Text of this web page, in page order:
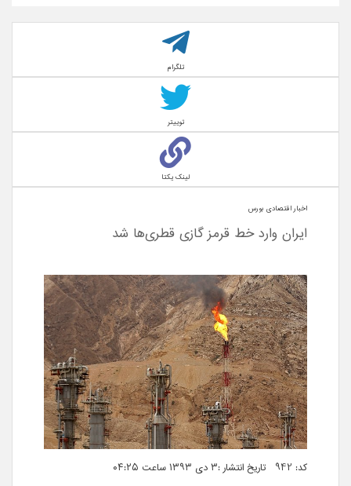
تلگرام
توییتر
لینک یکتا
اخبار اقتصادی بورس
ایران وارد خط قرمز گازی قطری‌ها شد
کد: 942 تاریخ انتشار :۳ دی ۱۳۹۳ ساعت ۰۴:۲۵